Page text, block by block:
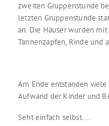
zweiten Gruppenstunde
letzten Gruppenstunde
an. Die Häuser wurden
Tannenzapfen, Rinde und
Am Ende entstanden
Aufwand der Kinder und
Seht einfach selbst….